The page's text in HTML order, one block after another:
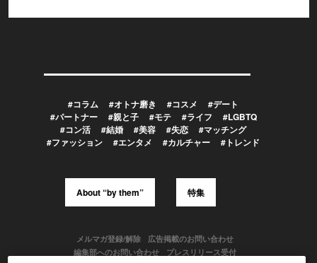
#コラム #オトナ磨き #コスメ
#デート
#パートナー
#親と子 #モテ #ライフ
#LGBTQ
#コン活
#結婚 #美容 #失恋
#マッチング
#ファッション
#エンタメ #カルチャー #トレンド
About “by them” 特集
メルマガ登録/解除
広告掲載のお問い合わせ
編集部へのお問い合わせ
プレスリリース受付